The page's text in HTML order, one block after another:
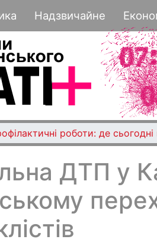
Надзвичайне
роботи: де
ДТП у